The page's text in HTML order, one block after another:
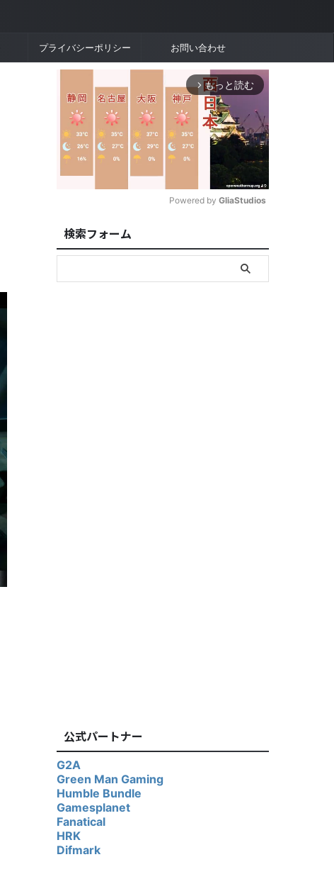
プライバシーポリシー お問い合わせ
arrow_forward_ios もっと読む
u
t
Powered by GliaStudios
検索フォーム
公式パートナー
G2A
Green Man Gaming
Humble Bundle
Gamesplanet
Fanatical
HRK
Difmark